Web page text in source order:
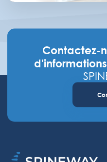
Contactez-
d'informations